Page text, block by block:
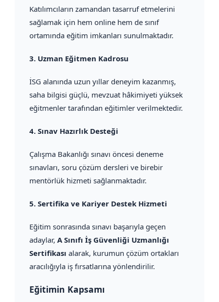
Katılımcıların zamandan tasarruf etmelerini
sağlamak için hem online hem de sınıf
ortamında eğitim imkanları sunulmaktadır.
3. Uzman Eğitmen Kadrosu
İSG alanında uzun yıllar deneyim kazanmış,
saha bilgisi güçlü, mevzuat hâkimiyeti yüksek
eğitmenler tarafından eğitimler verilmektedir.
4. Sınav Hazırlık Desteği
Çalışma Bakanlığı sınavı öncesi deneme
sınavları, soru çözüm dersleri ve birebir
mentörlük hizmeti sağlanmaktadır.
5. Sertifika ve Kariyer Destek Hizmeti
Eğitim sonrasında sınavı başarıyla geçen
adaylar, A Sınıfı İş Güvenliği Uzmanlığı
Sertifikası alarak, kurumun çözüm ortakları
aracılığıyla iş fırsatlarına yönlendirilir.
Eğitimin Kapsamı